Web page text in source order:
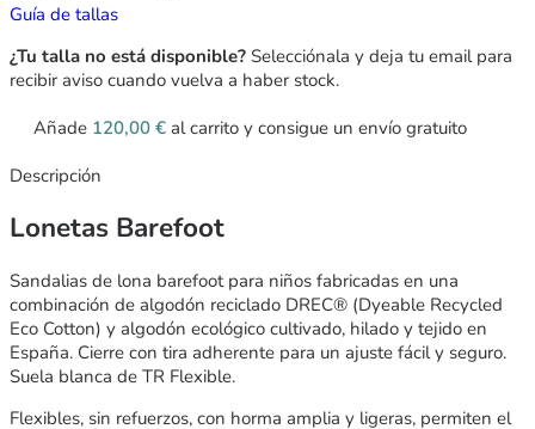
Guía de tallas
¿Tu talla no está disponible? Selecciónala y deja tu email para
recibir aviso cuando vuelva a haber stock.
Añade 120,00 € al carrito y consigue un envío gratuito
Descripción
Lonetas Barefoot
Sandalias de lona barefoot para niños fabricadas en una
combinación de algodón reciclado DREC® (Dyeable Recycled
Eco Cotton) y algodón ecológico cultivado, hilado y tejido en
España. Cierre con tira adherente para un ajuste fácil y seguro.
Suela blanca de TR Flexible.
Flexibles, sin refuerzos, con horma amplia y ligeras, permiten el